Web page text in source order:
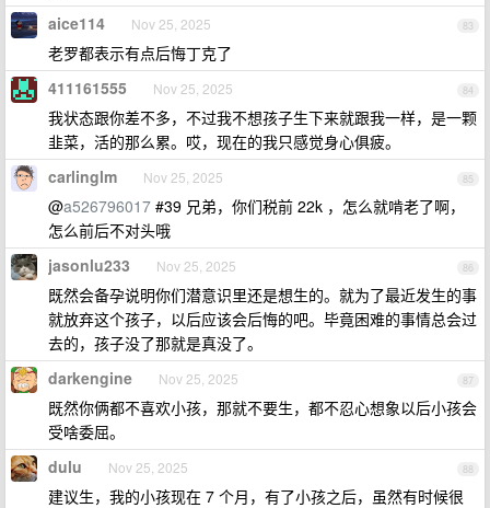
83
aice114 Nov 25, 2025
老罗都表示有点后悔丁克了
84
411161555 Nov 25, 2025
我状态跟你差不多，不过我不想孩子生下来就跟我一样，是一颗
韭菜，活的那么累。哎，现在的我只感觉身心俱疲。
85
carlinglm Nov 25, 2025
@a526796017 #39 兄弟，你们税前 22k ，怎么就啃老了啊，
怎么前后不对头哦
86
jasonlu233 Nov 25, 2025
既然会备孕说明你们潜意识里还是想生的。就为了最近发生的事
就放弃这个孩子，以后应该会后悔的吧。毕竟困难的事情总会过
去的，孩子没了那就是真没了。
87
darkengine Nov 25, 2025
既然你俩都不喜欢小孩，那就不要生，都不忍心想象以后小孩会
受啥委屈。
88
dulu Nov 25, 2025
建议生，我的小孩现在 7 个月，有了小孩之后，虽然有时候很